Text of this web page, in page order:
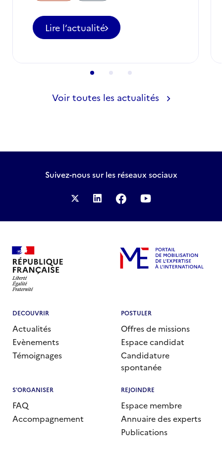
Lire l’actualité
-
SOCIEUX+
des
expert·e·s
la
Tunisie
Voir toutes les actualités
Suivez-noussur les réseaux sociaux
DECOUVRIR
Actualités
Evènements
Témoignages
POSTULER
Offres de missions
Espace candidat
Candidature
spontanée
S'ORGANISER
FAQ
Accompagnement
REJOINDRE
Espace membre
Annuaire des experts
Publications